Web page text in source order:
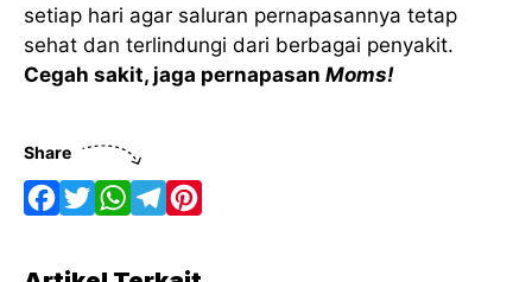
setiap hari agar saluran pernapasannya tetap
sehat dan terlindungi dari berbagai penyakit.
Cegah sakit, jaga pernapasan Moms!
Share
a
w
h